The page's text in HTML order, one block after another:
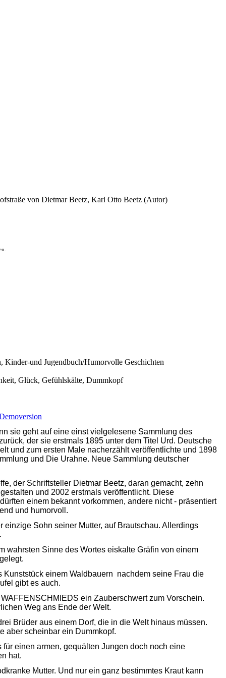
und Jugendbuch/Humorvolle Geschichten
Glück, Gefühlskälte, Dummkopf
sie geht auf eine einst vielgelesene Sammlung des
der sie erstmals 1895 unter dem Titel Urd. Deutsche
und zum ersten Male nacherzählt veröffentlichte und 1898
und Die Urahne. Neue Sammlung deutscher
der Schriftsteller Dietmar Beetz, daran gemacht, zehn
und 2002 erstmals veröffentlicht. Diese
einem bekannt vorkommen, andere nicht - präsentiert
und humorvoll.
einzige Sohn seiner Mutter, auf Brautschau. Allerdings
wahrsten Sinne des Wortes eiskalte Gräfin von einem
einem Waldbauern  nachdem seine Frau die
gibt es auch.
ein Zauberschwert zum Vorschein.
Weg ans Ende der Welt.
Brüder aus einem Dorf, die in die Welt hinaus müssen.
aber scheinbar ein Dummkopf.
für einen armen, gequälten Jungen doch noch eine
hat.
Mutter. Und nur ein ganz bestimmtes Kraut kann